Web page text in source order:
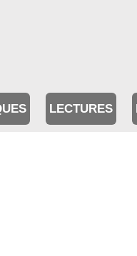
LECTURES